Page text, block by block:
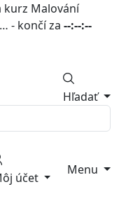
kurz Malování
- končí za --:--:--
Hľadať
účet
Menu